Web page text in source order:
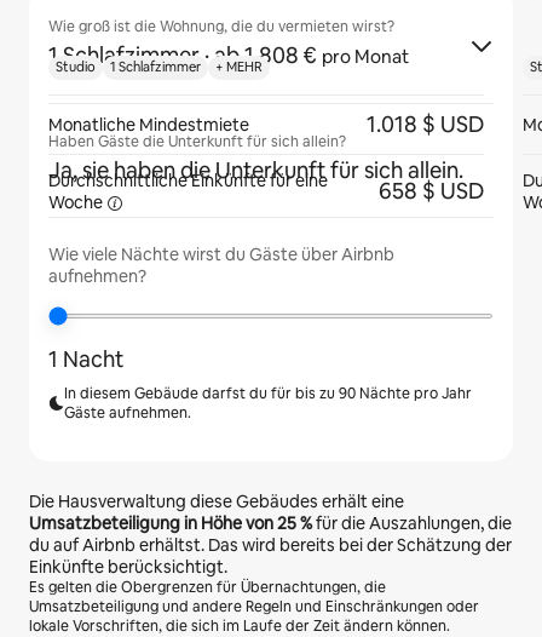
Wie groß ist die Wohnung, die du vermieten wirst?
1 Schlafzimmer · ab 1.808 € pro Monat
Haben Gäste die Unterkunft für sich allein?
Ja, sie haben die Unterkunft für sich allein.
Wie viele Nächte wirst du Gäste über Airbnb
aufnehmen?
1 Nacht
In diesem Gebäude darfst du für bis zu 90 Nächte pro Jahr
Gäste aufnehmen.
Die Hausverwaltung diese Gebäudes erhält eine
Umsatzbeteiligung in Höhe von25 %für die Auszahlungen, die
du auf Airbnb erhältst. Das wird bereits bei der Schätzung der
Einkünfte berücksichtigt.
Es gelten die Obergrenzen für Übernachtungen, die
Umsatzbeteiligung und andere Regeln und Einschränkungen oder
lokale Vorschriften, die sich im Laufe der Zeit ändern können.
Studio 1 Schlafzimmer + MEHR
Monatliche Mindestmiete 1.018 $ USD
Durchschnittliche Einkünfte für eine
Woche
658 $ USD